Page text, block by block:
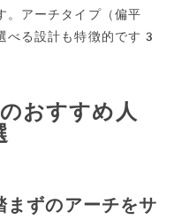
。アーチタイプ（偏平
べる設計も特徴的です3
おすすめ人
ずのアーチをサ